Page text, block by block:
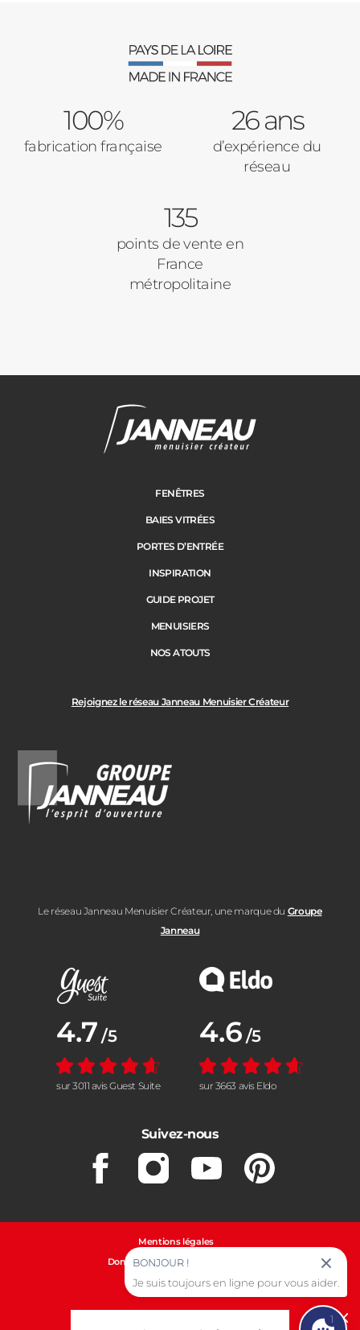
100%
fabrication française
26 ans
d’expérience du
réseau
135
points de vente en
France
métropolitaine
Rejoignez le réseau Janneau Menuisier Créateur
Le réseau Janneau Menuisier Créateur, une marque du Groupe
Janneau
FENÊTRES
BAIES VITRÉES
PORTES D’ENTRÉE
INSPIRATION
GUIDE PROJET
MENUISIERS
NOS ATOUTS
Note moyenne :
4.7 /5
sur 3011 avis Guest Suite
Note moyenne :
4.6 /5
sur 3663 avis Eldo
Suivez-nous
FacebookInstagramYoutubePinterest
Mentions légales
Données personnelles et cookies
Gestion des cookies
1
BONJOUR !
Je suis toujours en ligne pour vous aider.